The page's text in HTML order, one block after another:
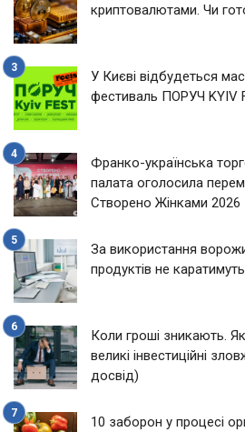
криптовалютами. Чи
У Києві відбудеться
фестиваль ПОРУЧ KYIV
Франко-українська
палата оголосила
Створено Жінками 2026
За використання
продуктів не каратимуть
Коли гроші зникають.
великі інвестиційні
досвід)
10 заборон у процесі